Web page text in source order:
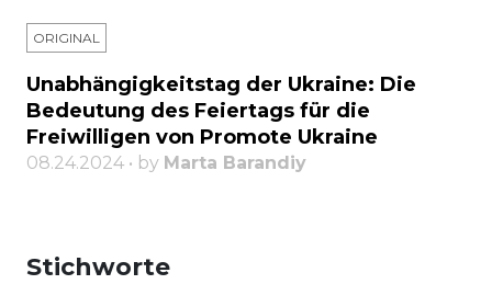
ORIGINAL
Unabhängigkeitstag der Ukraine: Die
Bedeutung des Feiertags für die
Freiwilligen von Promote Ukraine
08.24.2024 • by Marta Barandiy
Stichworte